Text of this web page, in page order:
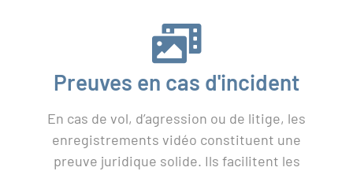
Preuves en cas d'incident
En cas de vol, d’agression ou de litige, les
enregistrements vidéo constituent une
preuve juridique solide. Ils facilitent les